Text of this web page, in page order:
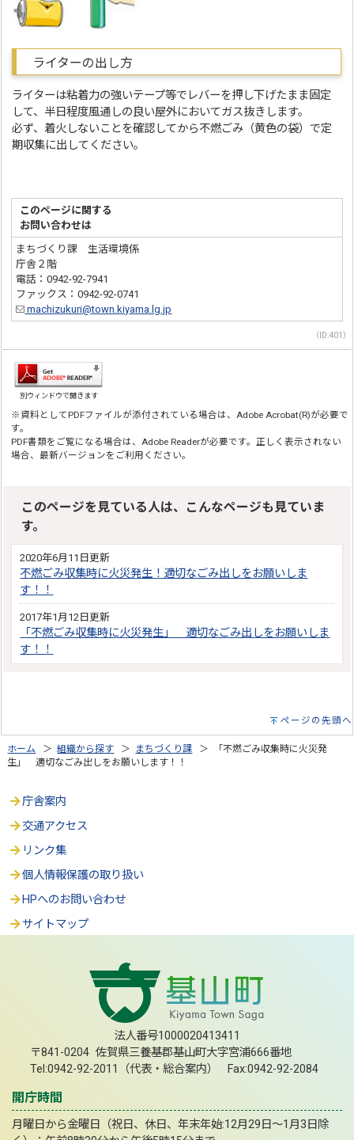
ライターの出し方
ライターは粘着力の強いテープ等でレバーを押し下げたまま固定
して、半日程度風通しの良い屋外においてガス抜きします。
必ず、着火しないことを確認してから不燃ごみ（黄色の袋）で定
期収集に出してください。
このページに関する
お問い合わせは
まちづくり課 生活環境係
庁舎２階
電話：0942-92-7941
ファックス：0942-92-0741
machizukuri@town.kiyama.lg.jp
（ID:401）
別ウィンドウで開きます
※資料としてPDFファイルが添付されている場合は、Adobe Acrobat(R)が必要で
す。
PDF書類をご覧になる場合は、Adobe Readerが必要です。正しく表示されない
場合、最新バージョンをご利用ください。
このページを見ている人は、こんなページも見ていま
す。
2020年6月11日更新
不燃ごみ収集時に火災発生！適切なごみ出しをお願いしま
す！！
2017年1月12日更新
「不燃ごみ収集時に火災発生」 適切なごみ出しをお願いしま
す！！
ページの先頭へ
ホーム ＞組織から探す ＞ まちづくり課 ＞ 「不燃ごみ収集時に火災発
生」 適切なごみ出しをお願いします！！
庁舎案内
交通アクセス
リンク集
個人情報保護の取り扱い
HPへのお問い合わせ
サイトマップ
法人番号1000020413411
〒841-0204 佐賀県三養基郡基山町大字宮浦666番地
Tel:0942-92-2011（代表・総合案内） Fax:0942-92-2084
開庁時間
月曜日から金曜日（祝日、休日、年末年始:12月29日～1月3日除